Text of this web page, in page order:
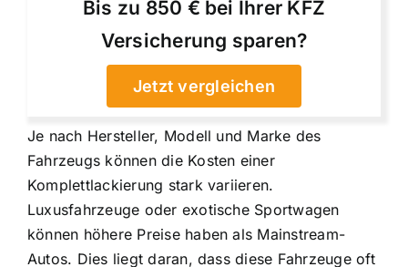
Bis zu 850 € bei Ihrer KFZ
Versicherung sparen?
Jetzt vergleichen
Je nach Hersteller, Modell und Marke des
Fahrzeugs können die Kosten einer
Komplettlackierung stark variieren.
Luxusfahrzeuge oder exotische Sportwagen
können höhere Preise haben als Mainstream-
Autos. Dies liegt daran, dass diese Fahrzeuge oft